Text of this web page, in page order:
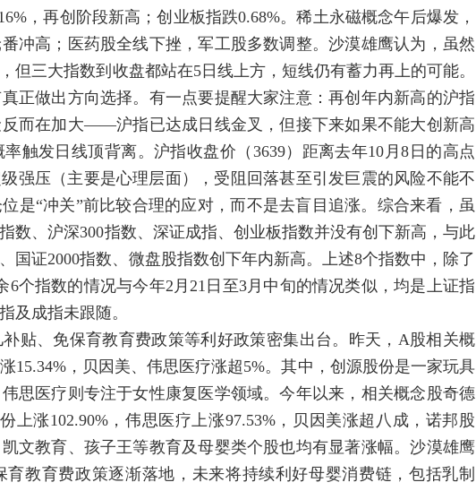
，再创阶段新高；创业板指跌0.68%。稀土永磁概念午后爆发，
冲高；医药股全线下挫，军工股多数调整。沙漠雄鹰认为，虽然
但三大指数到收盘都站在5日线上方，短线仍有蓄力再上的可能。
正做出方向选择。有一点要提醒大家注意：再创年内新高的沪指
而在加大——沪指已达成日线金叉，但接下来如果不能大创新高
触发日线顶背离。沪指收盘价（3639）距离去年10月8日的高点
级强压（主要是心理层面），受阻回落甚至引发巨震的风险不能不
是“冲关”前比较合理的应对，而不是去盲目追涨。综合来看，虽
数、沪深300指数、深证成指、创业板指数并没有创下新高，与此
国证2000指数、微盘股指数创下年内新高。上述8个指数中，除了
6个指数的情况与今年2月21日至3月中旬的情况类似，均是上证指
及成指未跟随。
、免保育教育费政策等利好政策密集出台。昨天，A股相关概
15.34%，贝因美、伟思医疗涨超5%。其中，创源股份是一家玩具
思医疗则专注于女性康复医学领域。今年以来，相关概念股奇德
上涨102.90%，伟思医疗上涨97.53%，贝因美涨超八成，诺邦股
文教育、孩子王等教育及母婴类个股也均有显著涨幅。沙漠雄鹰
教育费政策逐渐落地，未来将持续利好母婴消费链，包括乳制